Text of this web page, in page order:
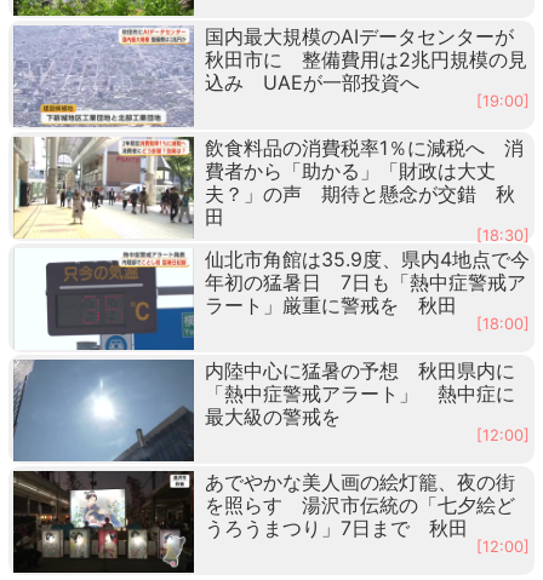
国内最大規模のAIデータセンターが
秋田市に 整備費用は2兆円規模の見
込み UAEが一部投資へ
[19:00]
飲食料品の消費税率1％に減税へ 消
費者から「助かる」「財政は大丈
夫？」の声 期待と懸念が交錯 秋
田
[18:30]
仙北市角館は35.9度、県内4地点で今
年初の猛暑日 7日も「熱中症警戒ア
ラート」厳重に警戒を 秋田
[18:00]
内陸中心に猛暑の予想 秋田県内に
「熱中症警戒アラート」 熱中症に
最大級の警戒を
[12:00]
あでやかな美人画の絵灯籠、夜の街
を照らす 湯沢市伝統の「七夕絵ど
うろうまつり」7日まで 秋田
[12:00]